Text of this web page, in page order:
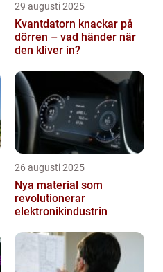
29 augusti 2025
Kvantdatorn knackar på
dörren – vad händer när
den kliver in?
26 augusti 2025
Nya material som
revolutionerar
elektronikindustrin